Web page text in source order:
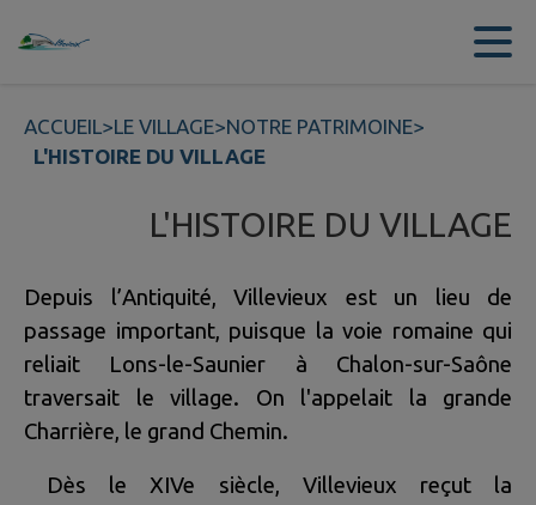
Contenu
ACCUEIL>LE VILLAGE>NOTRE PATRIMOINE>
L'HISTOIRE DU VILLAGE
L'HISTOIRE DU VILLAGE
Depuis l’Antiquité, Villevieux est un lieu de
passage important, puisque la voie romaine qui
reliait Lons-le-Saunier à Chalon-sur-Saône
traversait le village. On l'appelait la grande
Charrière, le grand Chemin.
Dès le XIVe siècle, Villevieux reçut la